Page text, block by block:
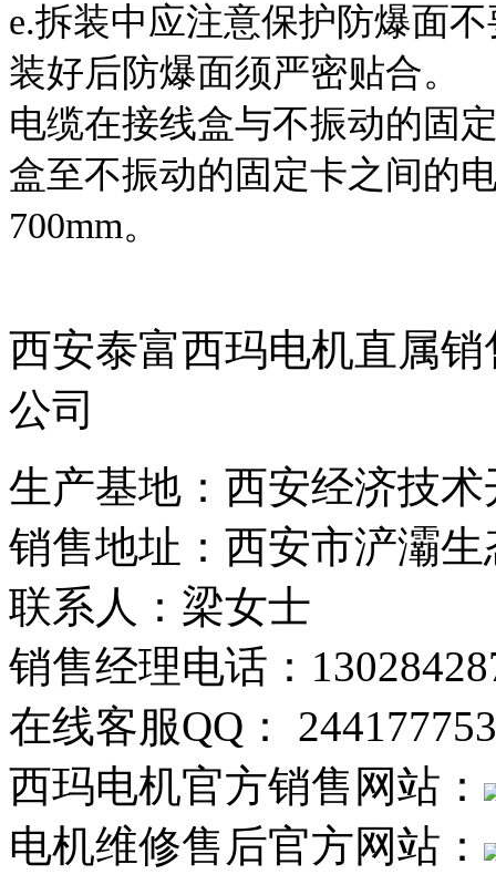
e.拆装中应注意保护防爆面
装好后防爆面须严密贴合。
电缆在接线盒与不振动的固
盒至不振动的固定卡之间的
700mm。
西安泰富西玛电机直属
公司
生产基地：西安经济技
销售地址：西安市浐灞
联系人：梁女士
销售经理电话：
在线客服QQ：
西玛电机官方销售网站：
电机维修售后官方网站：